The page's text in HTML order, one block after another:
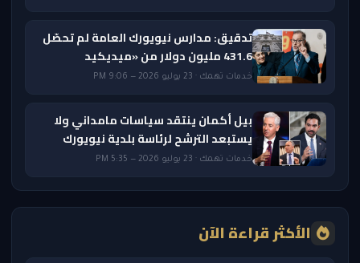
تدقيق: مدارس نيويورك العامة لم تحصّل
431.6 مليون دولار من «ميديكيد
خدمات تهمك · 23 يوليو 2026 — 9:06 PM
بيل أكمان ينتقد سياسات مامداني ولا
يستبعد الترشح لرئاسة بلدية نيويورك
خدمات تهمك · 23 يوليو 2026 — 5:35 PM
الأكثر قراءة الآن